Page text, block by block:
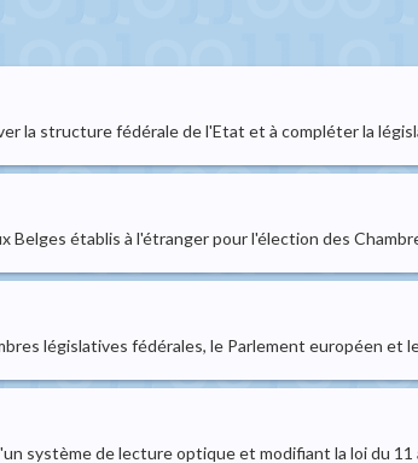
la structure fédérale de l'Etat et à compléter la
établis à l'étranger pour l'élection des
législatives fédérales, le Parlement européen et
système de lecture optique et modifiant la loi du